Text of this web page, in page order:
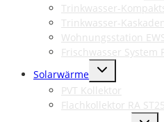
Trinkwasser-
Trinkwasser-
Wohnungsstation
Frischwasser System
Solarwärme
Untermenü
PVT Kollektor
Flachkollektor RA